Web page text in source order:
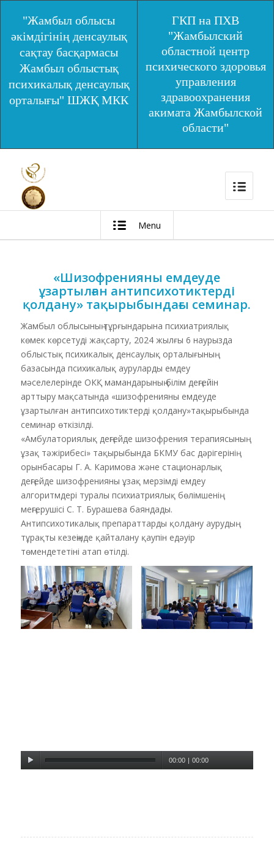
"Жамбыл облысы
әкімдігінің денсаулық
сақтау басқармасы
Жамбыл облыстық
психикалық денсаулық
орталығы" ШЖҚ МКК
ГКП на ПХВ
"Жамбылский
областной центр
психического здоровья
управления
здравоохранения
акимата Жамбылской
области"
Menu
«Шизофренияны емдеуде
ұзартылған антипсихотиктерді
қолдану» тақырыбындағы семинар.
Жамбыл облысының тұрғындарына психиатриялық
көмек көрсетуді жақсарту, 2024 жылғы 6 наурызда
облыстық психикалық денсаулық орталығының
базасында психикалық ауруларды емдеу
мәселелерінде ОКҚ мамандарының білім деңгейін
арттыру мақсатында «шизофренияны емдеуде
ұзартылған антипсихотиктерді қолдану»тақырыбында
семинар өткізілді.
«Амбулаториялық деңгейде шизофрения терапиясының
ұзақ тәжірибесі» тақырыбында БКМУ бас дәрігерінің
орынбасары Г. А. Каримова және стационарлық
деңгейде шизофренияны ұзақ мерзімді емдеу
алгоритмдері туралы психиатриялық бөлімшенің
меңгерушісі С. Т. Бурашева баяндады.
Антипсихотикалық препараттарды қолдану аурудың
тұрақты кезеңінде қайталану қаупін едәуір
төмендететіні атап өтілді.
00:00 | 00:00